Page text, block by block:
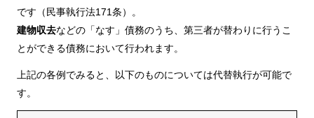
です（民事執行法171条）。
建物収去などの「なす」債務のうち、第三者が替わりに行うこ
とができる債務において行われます。
上記の各例でみると、以下のものについては代替執行が可能で
す。